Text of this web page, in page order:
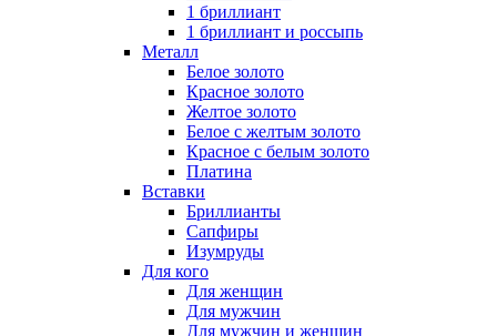
1 бриллиант
1 бриллиант и россыпь
Металл
Белое золото
Красное золото
Желтое золото
Белое с желтым золото
Красное с белым золото
Платина
Вставки
Бриллианты
Сапфиры
Изумруды
Для кого
Для женщин
Для мужчин
Для мужчин и женщин